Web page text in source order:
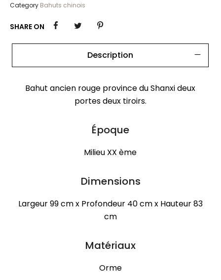
Category Bahuts chinois
SHARE ON
Description
Bahut ancien rouge province du Shanxi deux
portes deux tiroirs.
Époque
Milieu XX ème
Dimensions
Largeur 99 cm x Profondeur 40 cm x Hauteur 83
cm
Matériaux
Orme